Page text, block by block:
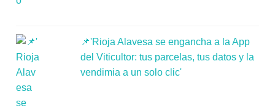
📌'Rioja Alavesa se engancha a la App
del Viticultor: tus parcelas, tus datos y la
vendimia a un solo clic'